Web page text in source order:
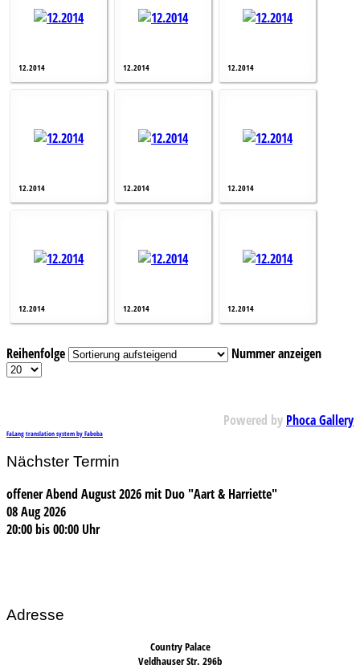
12.2014 12.2014 12.2014
12.2014 12.2014 12.2014
12.2014 12.2014 12.2014
Reihenfolge Nummer anzeigen
Powered by Phoca Gallery
FaLang translation system by Faboba
Nächster Termin
offener Abend August 2026 mit Duo "Aart & Harriette"
08 Aug 2026
20:00bis00:00 Uhr
Adresse
Country Palace
Veldhauser Str. 296b